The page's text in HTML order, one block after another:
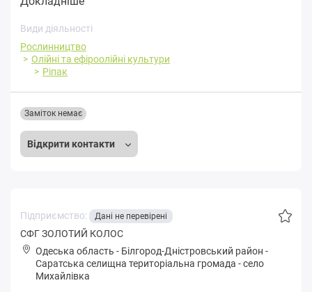
Види діяльності
Рослинництво
Олійні та ефіроолійні культури
Ріпак
Відкрити контакти
Заміток немає
Підприємство: Дані не перевірені
CФГ ЗОЛОТИЙ КОЛОС
Одеська область - Білгород-Дністровський район -
Сapaтськa селищна територіальна громада -село
Михайлівка